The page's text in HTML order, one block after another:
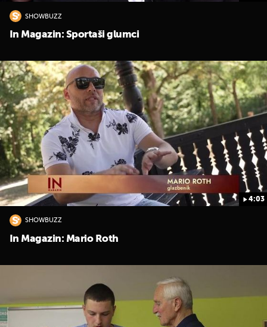
SHOWBUZZ
In Magazin: Sportaši glumci
4:03
SHOWBUZZ
In Magazin: Mario Roth